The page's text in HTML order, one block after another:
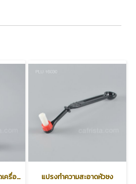
URNEX ผงทำความสะอาดเครื่องชงกาแฟ URNEX CAFIZA แปรงทำความสะอาดหัวชง